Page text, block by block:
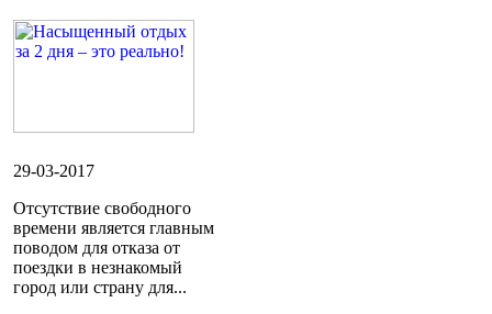
29-03-2017
Отсутствие свободного
времени является главным
поводом для отказа от
поездки в незнакомый
город или страну для...